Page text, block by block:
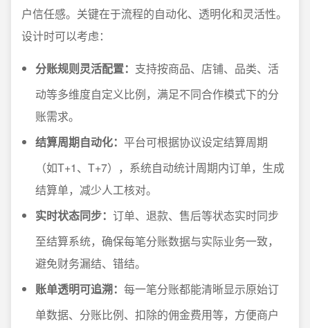
户信任感。关键在于流程的自动化、透明化和灵活性。
设计时可以考虑：
分账规则灵活配置： 支持按商品、店铺、品类、活
动等多维度自定义比例，满足不同合作模式下的分
账需求。
结算周期自动化： 平台可根据协议设定结算周期
（如T+1、T+7），系统自动统计周期内订单，生成
结算单，减少人工核对。
实时状态同步： 订单、退款、售后等状态实时同步
至结算系统，确保每笔分账数据与实际业务一致，
避免财务漏结、错结。
账单透明可追溯： 每一笔分账都能清晰显示原始订
单数据、分账比例、扣除的佣金费用等，方便商户